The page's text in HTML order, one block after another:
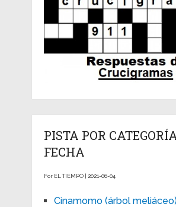
PISTA POR
FECHA
For EL TIEMPO | 2021-06-04
Cinamomo (árbol